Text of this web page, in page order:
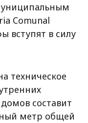
Comunal
вступят в силу
техническое
составит
метр общей